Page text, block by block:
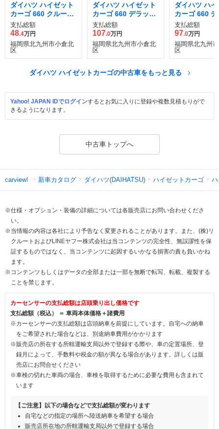
ダイハツ ハイゼット
カーゴ 660 クルーズ
ハイルーフ
支払総額
48.4万円
福岡県北九州市小倉北
区
ダイハツ ハイゼット
カーゴ 660 デラック
ス SAIII ハイルーフ
支払総額
107.0万円
福岡県北九州市小倉北
区
ダイハツ ハ
カーゴ 660
ス SAIII ハイ
支払総額
97.0万円
福岡県北九州
区
ダイハツ ハイゼットカーゴの中古車をもっと見る
Yahoo! JAPAN IDでログインするとお気に入りに登録や複数見積もりがで
きるようになります。
中古車トップへ
carview! 新車カタログ ダイハツ(DAIHATSU) ハイゼットカーゴ
※仕様・オプション・装備の詳細については各販売店にお問い合わせくださ
い。
※当情報の内容は各社により予告なく変更されることがあります。また、(株)リ
クルートおよびLINEヤフー株式会社は当コンテンツの完全性、無誤謬性を保
証するものではなく、当コンテンツに起因するいかなる損害の責も負いかね
ます。
※コンテンツもしくはデータの全部または一部を無断で転写、転載、複製する
ことを禁じます。
カーセンサーの支払総額は店頭乗り出し価格です
支払総額（税込） ＝ 車両本体価格＋諸費用
※カーセンサーの支払総額は店頭納車を前提にしています。自宅への納車
をご希望された場合などは、別途納車費用がかかります
※販売店の所在する所轄運輸支局以外で登録する際や、車の定置場所、登
録月によって、手数料や税金の額が異なる場合があります。詳しくは販
売店にお問合せください
※車検の切れた車両の場合、車検を取得するために必要な費用も含まれて
います
【ご注意】以下の場合などで支払総額が変わります
自宅などの指定の場所へ陸送納車を希望する場合
販売店所在地の所轄運輸支局以外で登録する場合